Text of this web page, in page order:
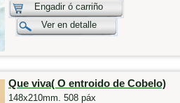
Engadir ó carriño
Ver en detalle
Que viva( O entroido de Cobelo)
148x210mm. 508 páx